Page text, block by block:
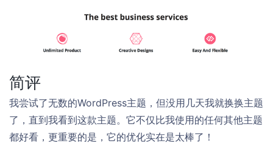
简评
我尝试了无数的WordPress主题，但没用几天我就换换主题
了，直到我看到这款主题。它不仅比我使用的任何其他主题
都好看，更重要的是，它的优化实在是太棒了！